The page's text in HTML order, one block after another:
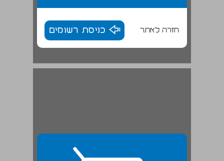
חזרה לאתר כניסת רשומים